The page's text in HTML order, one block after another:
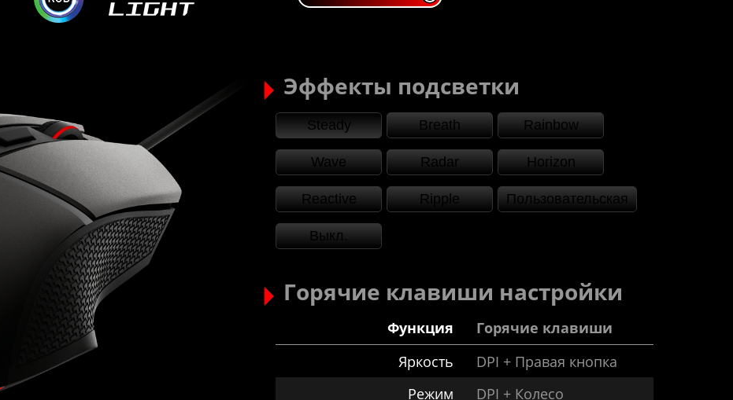
Эффекты подсветки
Steady Breath Rainbow
Wave Radar Horizon
Reactive Ripple Пользовательская
Выкл.
Горячие клавиши настройки
Функция
Горячие клавиши
Яркость
DPI + Правая кнопка
Режим
DPI + Колесо